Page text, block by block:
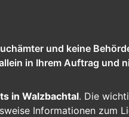
und keine
in Ihrem Auftrag und
in Walzbachtal. Die
Informationen zum